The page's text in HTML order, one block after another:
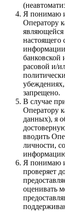
Я понимаю
Оператору
являющейся
настоящего
банковской
расовой и/
запрещено.
В случае
Оператору
данных), я
вводить
личности,
Я понимаю
проверяет
оценивать